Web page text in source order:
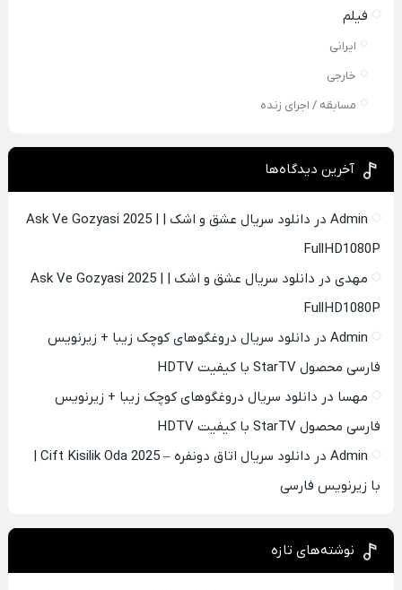
فیلم
ایرانی
خارجی
مسابقه / اجرای زنده
آخرین دیدگاه‌ها
Adminدر
دانلود سریال عشق و اشک | Ask Ve Gozyasi 2025 |
FullHD1080P
مهدیدر
دانلود سریال عشق و اشک | Ask Ve Gozyasi 2025 |
FullHD1080P
Adminدر دانلود سریال دروغگوهای کوچک زیبا + زیرنویس
فارسی محصول StarTV با کیفیت HDTV
مهسا در دانلود سریال دروغگوهای کوچک زیبا + زیرنویس
فارسی محصول StarTV با کیفیت HDTV
Adminدر
دانلود سریال اتاق دونفره – Cift Kisilik Oda 2025 |
با زیرنویس فارسی
نوشته‌های تازه